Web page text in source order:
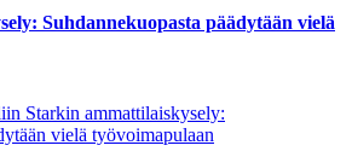
Suhdannekuopasta päädytään vielä
Starkin ammattilaiskysely:
vielä työvoimapulaan